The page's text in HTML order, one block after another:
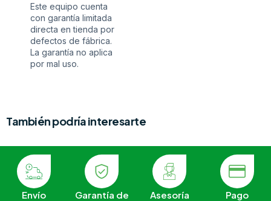
Este equipo cuenta
con garantía limitada
directa en tienda por
defectos de fábrica.
La garantía no aplica
por mal uso.
También podría interesarte
Envío
Garantía de
Asesoría
Pago